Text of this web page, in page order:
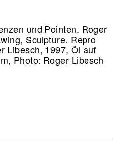
und Pointen. Roger
Sculpture. Repro
Libesch, 1997, Öl auf
Photo: Roger Libesch